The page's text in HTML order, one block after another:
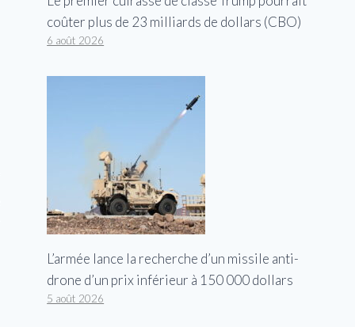
coûter plus de 23 milliards de dollars (CBO)
6 août 2026
L’armée lance la recherche d’un missile anti-
drone d’un prix inférieur à 150 000 dollars
5 août 2026